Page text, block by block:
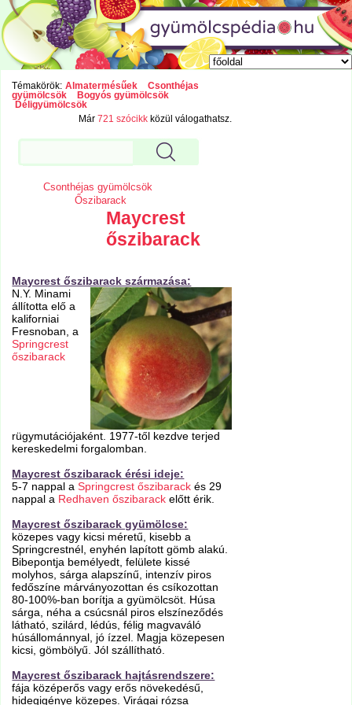
Témakörök: Almatermésűek
Csonthéjas
gyümölcsök
Bogyós gyümölcsök
Déligyümölcsök
Már721 szócikk közül válogathatsz.
Csonthéjas gyümölcsök
Őszibarack
Maycrest
őszibarack
Maycrest őszibarack származása:
N.Y. Minami
állította elő a
kaliforniai
Fresnoban, a
Springcrest
őszibarack
rügymutációjaként. 1977-től kezdve terjed
kereskedelmi forgalomban.
Maycrest őszibarack érési ideje:
5-7 nappal aSpringcrest őszibarack és 29
nappal a Redhaven őszibarack előtt érik.
Maycrest őszibarack gyümölcse:
közepes vagy kicsi méretű, kisebb a
Springcrestnél, enyhén lapított gömb alakú.
Bibepontja bemélyedt, felülete kissé
molyhos, sárga alapszínű, intenzív piros
fedőszíne márványozottan és csíkozottan
80-100%-ban borítja a gyümölcsöt. Húsa
sárga, néha a csúcsnál piros elszíneződés
látható, szilárd, lédús, félig magvaváló
húsállománnyal, jó ízzel. Magja közepesen
kicsi, gömbölyű. Jól szállítható.
Maycrest őszibarack hajtásrendszere:
fája középerős vagy erős növekedésű,
hidegigénye közepes. Virágai rózsa